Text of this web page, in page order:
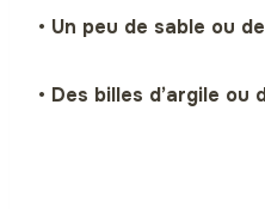
• Un peu de sable ou
• Des billes d’argile ou